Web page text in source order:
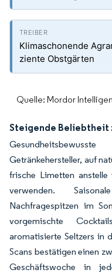
Klimaschonende
ziente Obstgärten
Quelle: Mordor
Steigende Beliebtheit
Getränkehersteller, auf
frische Limetten anstelle
verwenden.
Nachfragespitzen im
vorgemischte
aromatisierte Seltzers in
Scans bestätigen einen
Geschäftswoche in